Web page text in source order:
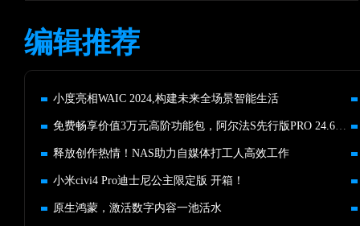
编辑推荐
小度亮相WAIC 2024,构建未来全场景智能生活
免费畅享价值3万元高阶功能包，阿尔法S先行版PRO 24.68万元起
释放创作热情！NAS助力自媒体打工人高效工作
小米civi4 Pro迪士尼公主限定版 开箱！
原生鸿蒙，激活数字内容一池活水